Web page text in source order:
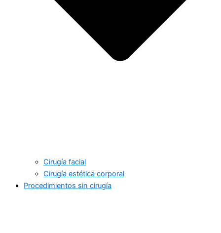
Cirugía facial
Cirugía estética corporal
Procedimientos sin cirugía